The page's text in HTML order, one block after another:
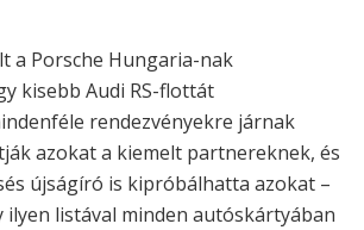
a Porsche Hungaria-nak
kisebb Audi RS-flottát
rendezvényekre járnak
azokat a kiemelt partnereknek, és
újságíró is kipróbálhatta azokat –
ilyen listával minden autóskártyában